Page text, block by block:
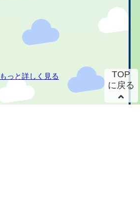
もっと詳しく見る
TOP
に戻る